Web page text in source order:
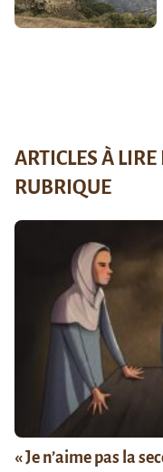
ARTICLES À
RUBRIQUE
« Je n’aime pas la